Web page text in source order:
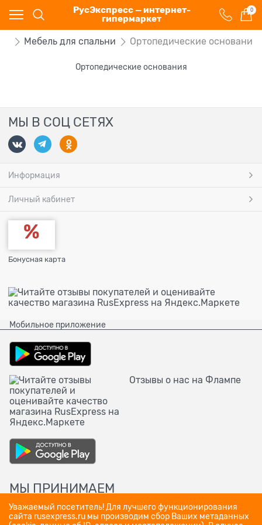
РусЭкспресс — интернет-
гипермаркет
0
Мебель для спальни Ортопедические основания
Ортопедические основания
МЫ В СОЦ СЕТЯХ
Информация
Личный кабинет
Бонусная карта
Мобильное приложение
Отзывы о нас на Флампе
МЫ ПРИНИМАЕМ
Уважаемый посетитель! Для лучшего функционирования
сайта rusexpress.ru мы производим сбор Ваших метаданных